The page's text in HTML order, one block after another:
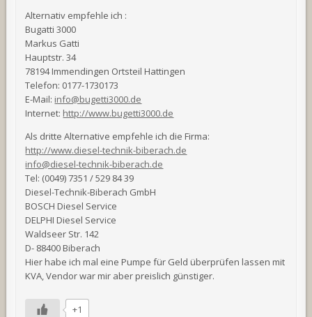
Alternativ empfehle ich :
Bugatti 3000
Markus Gatti
Hauptstr. 34
78194 Immendingen Ortsteil Hattingen
Telefon: 0177-1730173
E-Mail: info@bugetti3000.de
Internet: http://www.bugetti3000.de
Als dritte Alternative empfehle ich die Firma:
http://www.diesel-technik-biberach.de
info@diesel-technik-biberach.de
Tel: (0049) 7351 / 529 84 39
Diesel-Technik-Biberach GmbH
BOSCH Diesel Service
DELPHI Diesel Service
Waldseer Str. 142
D- 88400 Biberach
Hier habe ich mal eine Pumpe für Geld überprüfen lassen mit
KVA, Vendor war mir aber preislich günstiger.
+1